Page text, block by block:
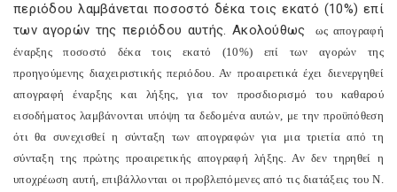
περιόδου λαμβάνεται ποσοστό δέκα τοις εκατό (10%) επί
των αγορών της περιόδου αυτής. Ακολούθως
ως απογραφή
έναρξης ποσοστό δέκα τοις εκατό (10%) επί των αγορών της
προηγούμενης διαχειριστικής περιόδου. Αν προαιρετικά έχει διενεργηθεί
απογραφή έναρξης και λήξης, για τον προσδιορισμό του καθαρού
εισοδήματος λαμβάνονται υπόψη τα δεδομένα αυτών, με την προϋπόθεση
ότι θα συνεχισθεί η σύνταξη των απογραφών για μια τριετία από τη
σύνταξη της πρώτης προαιρετικής απογραφή λήξης. Αν δεν τηρηθεί η
υποχρέωση αυτή, επιβάλλονται οι προβλεπόμενες από τις διατάξεις του Ν.